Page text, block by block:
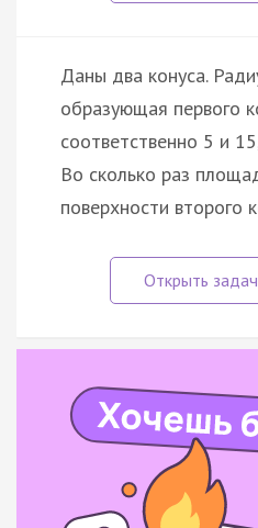
Даны два конуса.
образующая первого
соответственно 5 и
Во сколько раз
поверхности второго